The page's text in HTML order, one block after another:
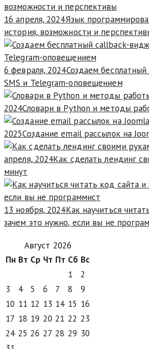
16 апреля, 2024Язык
история, возможности и
6 февраля, 2024Создаем
SMS и Telegram-оповещением
2024Словари в Python и методы
2025Создание email рассылок на
апреля, 2024Как сделать лендинг
минут
13 ноября, 2024Как научиться
зачем это нужно, если вы не
Август 2026
Пн Вт Ср Чт Пт Сб Вс
1
2
3
4 5 6 7 8
9
10 11 12 13 14 15 16
17 18 19 20 21 22 23
24 25 26 27 28 29 30